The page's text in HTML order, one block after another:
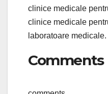
clinice medicale
clinice medicale
laboratoare medicale.
Comments